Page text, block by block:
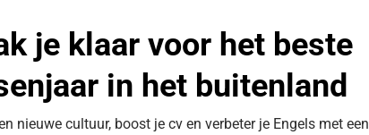
je klaar voor het beste
in het buitenland
nieuwe cultuur, boost je cv en verbeter je Engels met een